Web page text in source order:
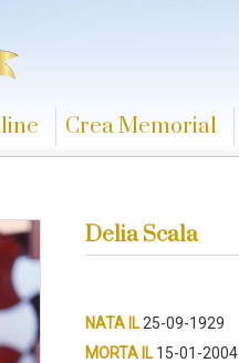
Crea Memorial
Delia Scala
NATA IL25-09-1929
MORTA IL15-01-2004